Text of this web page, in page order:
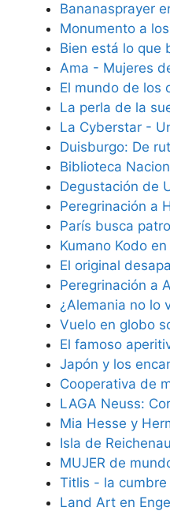
Bananasprayer
Monumento a
Bien está lo que
Ama - Mujeres
El mundo de los
La perla de la
La Cyberstar -
Duisburgo: De
Biblioteca
Degustación de
Peregrinación a
París busca
Kumano Kodo
El original
Peregrinación a
¿Alemania no lo
Vuelo en globo
El famoso
Japón y los
Cooperativa de
LAGA Neuss:
Mia Hesse y
Isla de
MUJER de
Titlis - la
Land Art en